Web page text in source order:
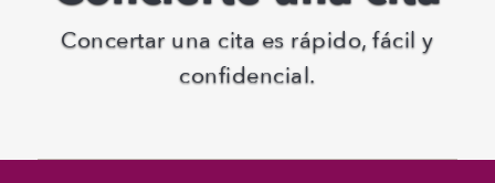
Concertar una cita es rápido, fácil y
confidencial.